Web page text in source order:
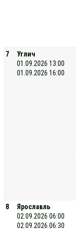
7
Углич
01.09.2026 13:00
01.09.2026 16:00
8
Ярославль
02.09.2026 06:00
02.09.2026 06:30